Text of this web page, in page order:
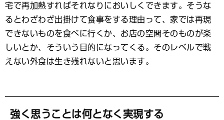
宅で再加熱すればそれなりにおいしくできます。そうな
るとわざわざ出掛けて食事をする理由って、家では再現
できないものを食べに行くか、お店の空間そのものが楽
しいとか、そういう目的になってくる。そのレベルで戦
えない外食は生き残れないと思います。
強く思うことは何となく実現する